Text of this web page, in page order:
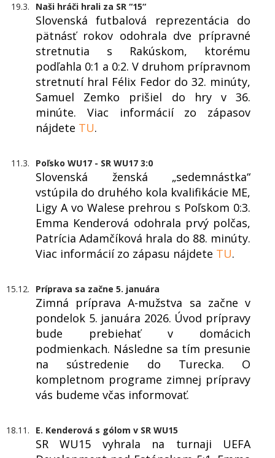
19.3. Naši hráči hrali za SR “15“
Slovenská futbalová reprezentácia do
pätnásť rokov odohrala dve prípravné
stretnutia s Rakúskom, ktorému
podľahla 0:1 a 0:2. V druhom prípravnom
stretnutí hral Félix Fedor do 32. minúty,
Samuel Zemko prišiel do hry v 36.
minúte. Viac informácií zo zápasov
nájdete TU.
11.3. Poľsko WU17 - SR WU17 3:0
Slovenská ženská „sedemnástka“
vstúpila do druhého kola kvalifikácie ME,
Ligy A vo Walese prehrou s Poľskom 0:3.
Emma Kenderová odohrala prvý polčas,
Patrícia Adamčíková hrala do 88. minúty.
Viac informácií zo zápasu nájdete TU.
15.12. Príprava sa začne 5. januára
Zimná príprava A-mužstva sa začne v
pondelok 5. januára 2026. Úvod prípravy
bude prebiehať v domácich
podmienkach. Následne sa tím presunie
na sústredenie do Turecka. O
kompletnom programe zimnej prípravy
vás budeme včas informovať.
18.11. E. Kenderová s gólom v SR WU15
SR WU15 vyhrala na turnaji UEFA